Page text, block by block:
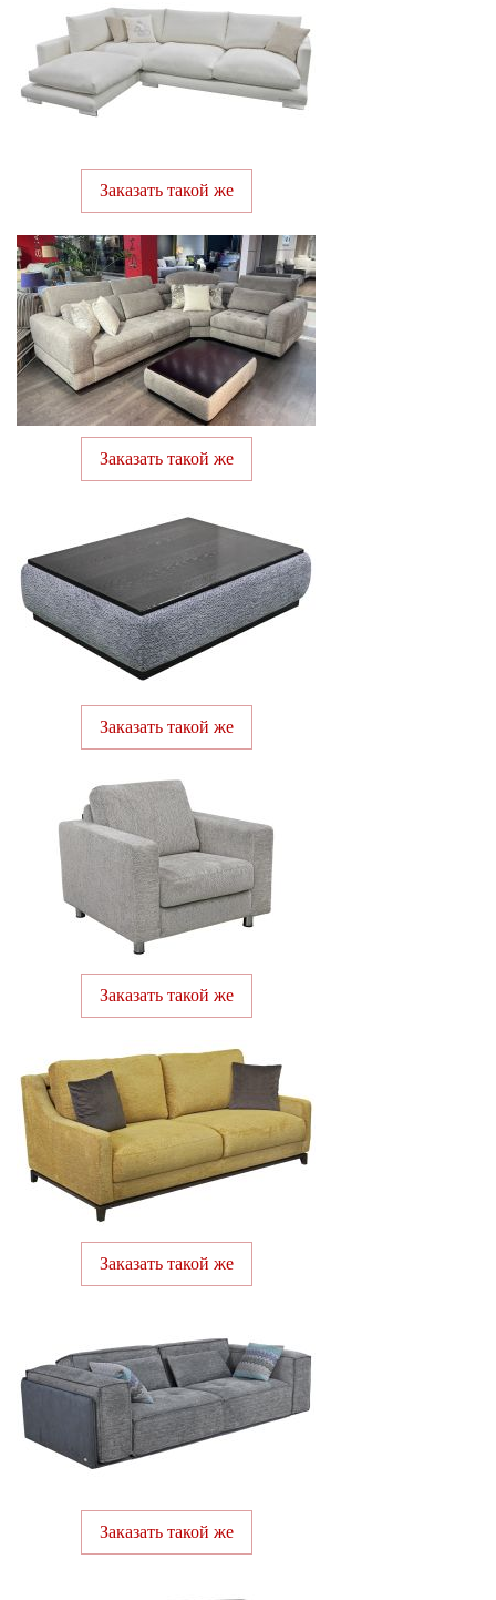
Заказать такой же
Заказать такой же
Заказать такой же
Заказать такой же
Заказать такой же
Заказать такой же